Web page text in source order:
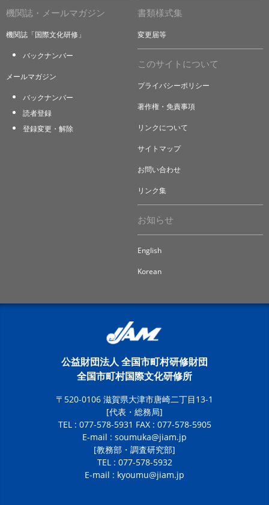
機関誌・メールマガジン
機関誌「国際文化研修」
バックナンバー
メールマガジン
バックナンバー
読者登録
登録変更・解除
書類様式集
変更届等
このサイトについて
プライバシーポリシー
著作権・免責事項
リンクについて
サイトマップ
お問い合わせ
リンク集
お知らせ
English
Korean
公益財団法人 全国市町村研修財団
全国市町村国際文化研修所
〒520-0106 滋賀県大津市唐崎二丁目13-1
[代表・総務局]
TEL : 077-578-5931 FAX : 077-578-5905
E-mail : soumuka@jiam.jp
[教務部・調査研究部]
TEL : 077-578-5932
E-mail : kyoumu@jiam.jp